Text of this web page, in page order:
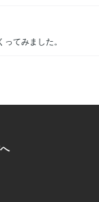
てみました。